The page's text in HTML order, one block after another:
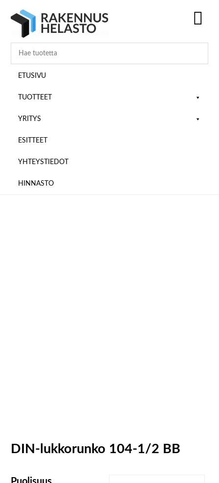
pääsisältöön
ensisijaiseen
alatunnisteeseen
ETUSIVU
TUOTTEET
YRITYS
ESITTEET
YHTEYSTIEDOT
HINNASTO
DIN-lukkorunko 104-1/2 BB